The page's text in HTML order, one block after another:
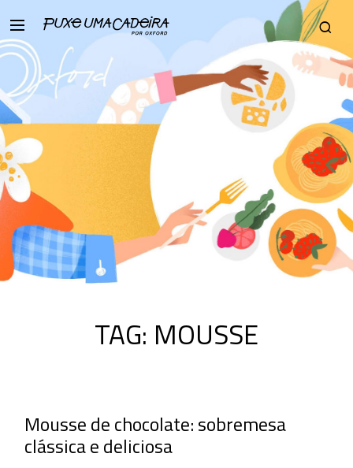
TAG: MOUSSE
Mousse de chocolate: sobremesa
clássica e deliciosa